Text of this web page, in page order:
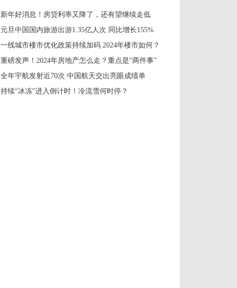
新年好消息！房贷利率又降了，还有望继续走低
元旦中国国内旅游出游1.35亿人次 同比增长155%
一线城市楼市优化政策持续加码 2024年楼市如何？
重磅发声！2024年房地产怎么走？重点是“两件事”
全年宇航发射近70次 中国航天交出亮眼成绩单
持续“冰冻”进入倒计时！冷流雪何时停？